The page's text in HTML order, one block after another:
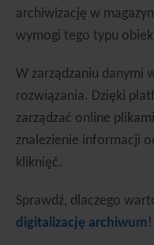
archiwizację w
wymogi tego typu
W zarządzaniu danymi
rozwiązania. Dzięki
zarządzać online
znalezienie informacji
kliknięć.
Sprawdź, dlaczego
digitalizację archiwum!